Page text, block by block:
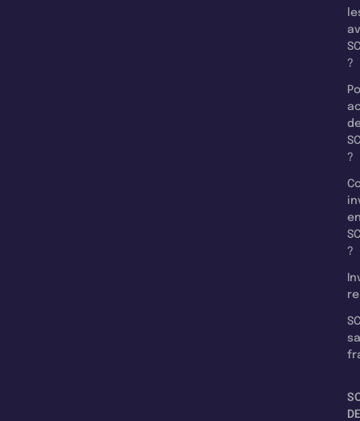
?
?
?
DE